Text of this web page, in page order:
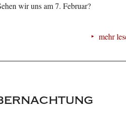
wir uns am 7. Februar?
mehr